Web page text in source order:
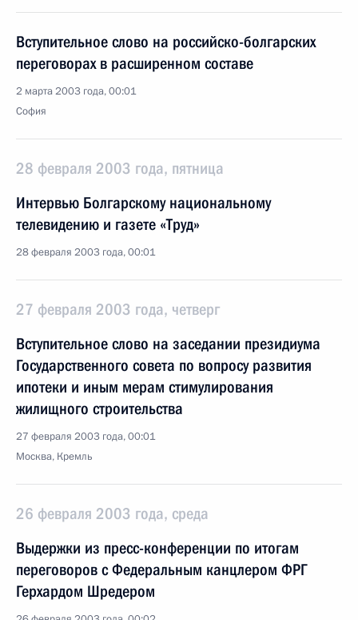
Вступительное слово на российско-болгарских
переговорах в расширенном составе
2 марта 2003 года, 00:01
София
28 февраля 2003 года, пятница
Интервью Болгарскому национальному
телевидению и газете «Труд»
28 февраля 2003 года, 00:01
27 февраля 2003 года, четверг
Вступительное слово на заседании президиума
Государственного совета по вопросу развития
ипотеки и иным мерам стимулирования
жилищного строительства
27 февраля 2003 года, 00:01
Москва, Кремль
26 февраля 2003 года, среда
Выдержки из пресс-конференции по итогам
переговоров с Федеральным канцлером ФРГ
Герхардом Шредером